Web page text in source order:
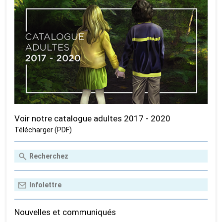
Voir notre catalogue adultes 2017 - 2020
Télécharger (PDF)
Nouvelles et communiqués